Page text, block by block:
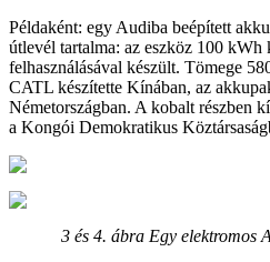
Példaként: egy Audiba beépített
útlevél tartalma: az eszköz 100
felhasználásával készült. Tömege
CATL készítette Kínában, az
Németországban. A kobalt részben
a Kongói Demokratikus
3 és 4. ábra Egy